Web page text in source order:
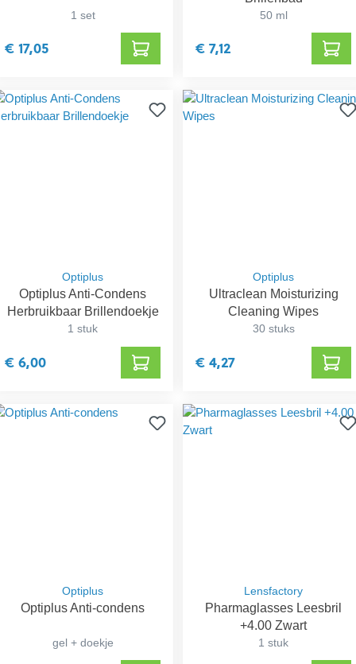
1 set
€ 17,05
50 ml
€ 7,12
Optiplus
Optiplus Anti-Condens
Herbruikbaar Brillendoekje
1 stuk
€ 6,00
Optiplus
Ultraclean Moisturizing
Cleaning Wipes
30 stuks
€ 4,27
Optiplus
Optiplus Anti-condens
gel + doekje
Lensfactory
Pharmaglasses Leesbril
+4.00 Zwart
1 stuk